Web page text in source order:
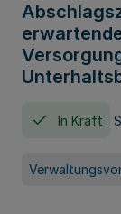
In Kraft